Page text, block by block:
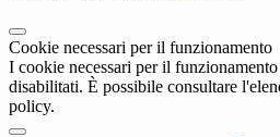
Cookie necessari per il funzionamento
I cookie necessari per il funzionamento
disabilitati. È possibile consultare
policy.